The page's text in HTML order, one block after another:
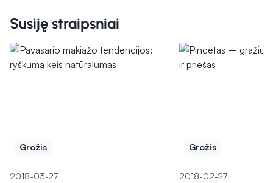
Susiję straipsniai
Grožis
2018-03-27
Grožis
2018-02-27